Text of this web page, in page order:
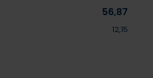
56,87
12,15